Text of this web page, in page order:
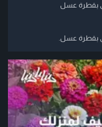
بقطرة عسل
بقطرة عسل.